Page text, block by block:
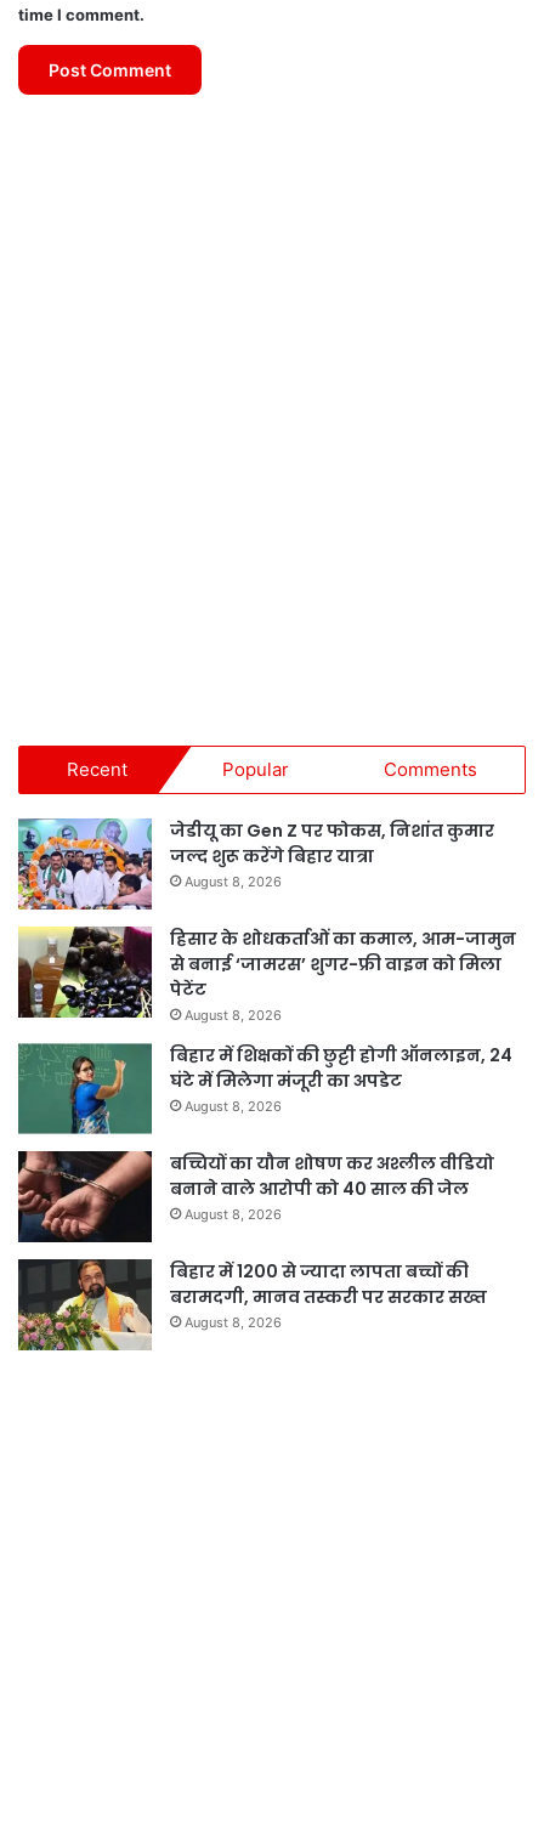
time I comment.
Recent Popular Comments
जेडीयू का Gen Z पर फोकस, निशांत कुमार
जल्द शुरू करेंगे बिहार यात्रा
August 8, 2026
हिसार के शोधकर्ताओं का कमाल, आम-जामुन
से बनाई ‘जामरस’ शुगर-फ्री वाइन को मिला
पेटेंट
August 8, 2026
बिहार में शिक्षकों की छुट्टी होगी ऑनलाइन, 24
घंटे में मिलेगा मंजूरी का अपडेट
August 8, 2026
बच्चियों का यौन शोषण कर अश्लील वीडियो
बनाने वाले आरोपी को 40 साल की जेल
August 8, 2026
बिहार में 1200 से ज्यादा लापता बच्चों की
बरामदगी, मानव तस्करी पर सरकार सख्त
August 8, 2026